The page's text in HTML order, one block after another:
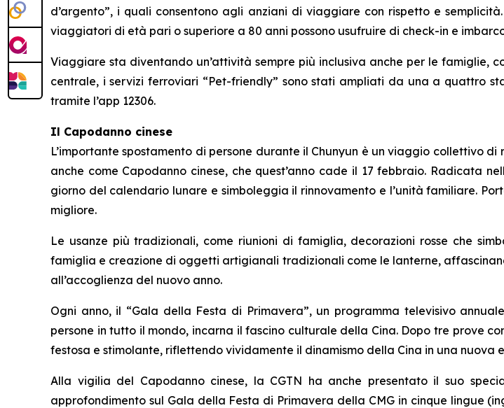
d’argento”, i quali consentono agli anziani di viaggiare con rispetto e
viaggiatori di età pari o superiore a 80 anni possono usufruire di check-in e
Viaggiare sta diventando un’attività sempre più inclusiva anche per le famiglie,
centrale, i servizi ferroviari “Pet-friendly” sono stati ampliati da una a quattro
tramite l’app 12306.
Il Capodanno cinese
L’importante spostamento di persone durante il Chunyun è un viaggio collettivo
anche come Capodanno cinese, che quest’anno cade il 17 febbraio. Radicata
giorno del calendario lunare e simboleggia il rinnovamento e l’unità familiare.
migliore.
Le usanze più tradizionali, come riunioni di famiglia, decorazioni rosse che
famiglia e creazione di oggetti artigianali tradizionali come le lanterne,
all’accoglienza del nuovo anno.
Ogni anno, il “Gala della Festa di Primavera”, un programma televisivo
persone in tutto il mondo, incarna il fascino culturale della Cina. Dopo tre prove
festosa e stimolante, riflettendo vividamente il dinamismo della Cina in una nuova
Alla vigilia del Capodanno cinese, la CGTN ha anche presentato il suo
approfondimento sul Gala della Festa di Primavera della CMG in cinque lingue